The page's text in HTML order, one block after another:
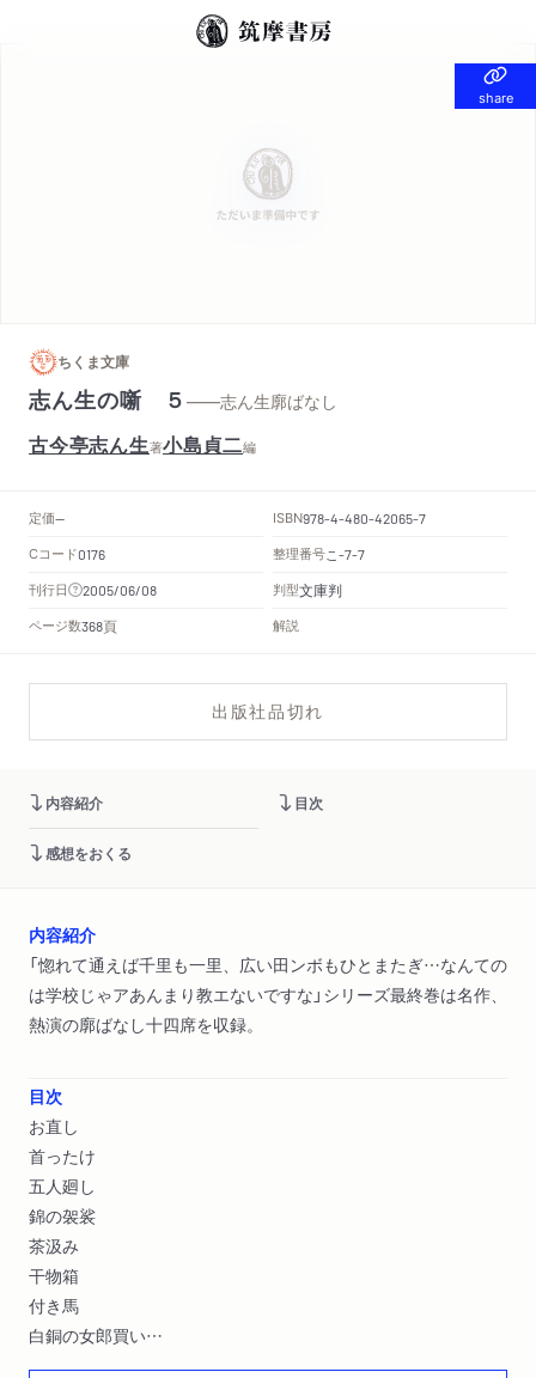
share
share
ちくま文庫
志ん生の噺 ５——志ん生廓ばなし
古今亭志ん生著小島貞二編
定価-- ISBN978-4-480-42065-7
Cコード0176 整理番号こ-7-7
刊行日 2005/06/08 判型文庫判
ページ数368頁 解説
出版社品切れ
内容紹介 目次
感想をおくる
内容紹介
「惚れて通えば千里も一里、広い田ンボもひとまたぎ…なんての
は学校じゃアあんまり教エないですな」シリーズ最終巻は名作、
熱演の廓ばなし十四席を収録。
目次
お直し
首ったけ
五人廻し
錦の袈裟
茶汲み
干物箱
付き馬
白銅の女郎買い
坊主の遊び